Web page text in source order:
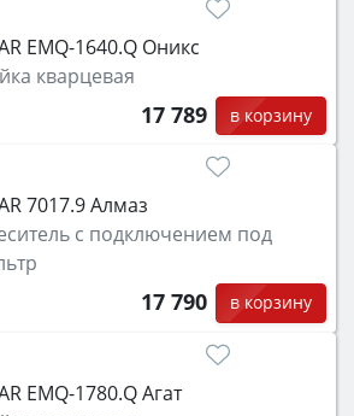
EMQ-1640.Q Оникс
кварцевая
17 789 в корзину
7017.9 Алмаз
с подключением под
17 790 в корзину
EMQ-1780.Q Агат